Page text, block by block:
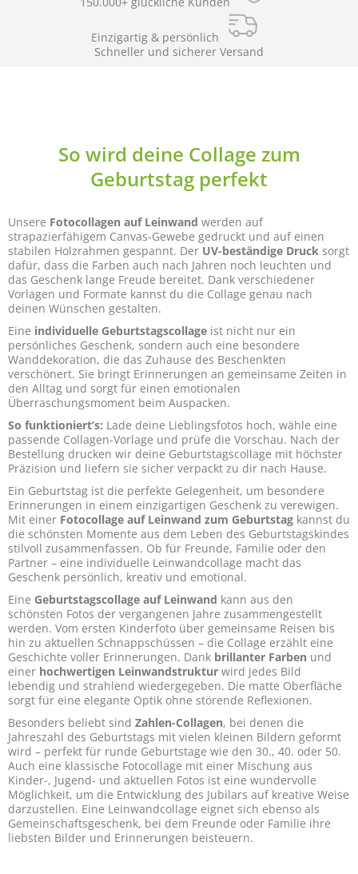
Einzigartig & persönlich
Schneller und sicherer Versand
So wird deine Collage zum
Geburtstag perfekt
Unsere Fotocollagen auf Leinwand werden auf
strapazierfähigem Canvas-Gewebe gedruckt und auf einen
stabilen Holzrahmen gespannt. Der UV-beständige Druck sorgt
dafür, dass die Farben auch nach Jahren noch leuchten und
das Geschenk lange Freude bereitet. Dank verschiedener
Vorlagen und Formate kannst du die Collage genau nach
deinen Wünschen gestalten.
Eine individuelle Geburtstagscollage ist nicht nur ein
persönliches Geschenk, sondern auch eine besondere
Wanddekoration, die das Zuhause des Beschenkten
verschönert. Sie bringt Erinnerungen an gemeinsame Zeiten in
den Alltag und sorgt für einen emotionalen
Überraschungsmoment beim Auspacken.
So funktioniert’s: Lade deine Lieblingsfotos hoch, wähle eine
passende Collagen-Vorlage und prüfe die Vorschau. Nach der
Bestellung drucken wir deine Geburtstagscollage mit höchster
Präzision und liefern sie sicher verpackt zu dir nach Hause.
Ein Geburtstag ist die perfekte Gelegenheit, um besondere
Erinnerungen in einem einzigartigen Geschenk zu verewigen.
Mit einer Fotocollage auf Leinwand zum Geburtstag kannst du
die schönsten Momente aus dem Leben des Geburtstagskindes
stilvoll zusammenfassen. Ob für Freunde, Familie oder den
Partner – eine individuelle Leinwandcollage macht das
Geschenk persönlich, kreativ und emotional.
Eine Geburtstagscollage auf Leinwand kann aus den
schönsten Fotos der vergangenen Jahre zusammengestellt
werden. Vom ersten Kinderfoto über gemeinsame Reisen bis
hin zu aktuellen Schnappschüssen – die Collage erzählt eine
Geschichte voller Erinnerungen. Dank brillanter Farben und
einer hochwertigen Leinwandstruktur wird jedes Bild
lebendig und strahlend wiedergegeben. Die matte Oberfläche
sorgt für eine elegante Optik ohne störende Reflexionen.
Besonders beliebt sind Zahlen-Collagen, bei denen die
Jahreszahl des Geburtstags mit vielen kleinen Bildern geformt
wird – perfekt für runde Geburtstage wie den 30., 40. oder 50.
Auch eine klassische Fotocollage mit einer Mischung aus
Kinder-, Jugend- und aktuellen Fotos ist eine wundervolle
Möglichkeit, um die Entwicklung des Jubilars auf kreative Weise
darzustellen. Eine Leinwandcollage eignet sich ebenso als
Gemeinschaftsgeschenk, bei dem Freunde oder Familie ihre
liebsten Bilder und Erinnerungen beisteuern.